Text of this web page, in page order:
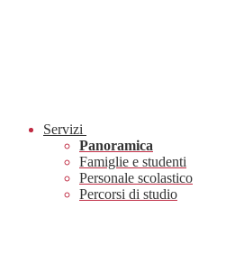
Servizi
Panoramica
Famiglie e studenti
Personale scolastico
Percorsi di studio